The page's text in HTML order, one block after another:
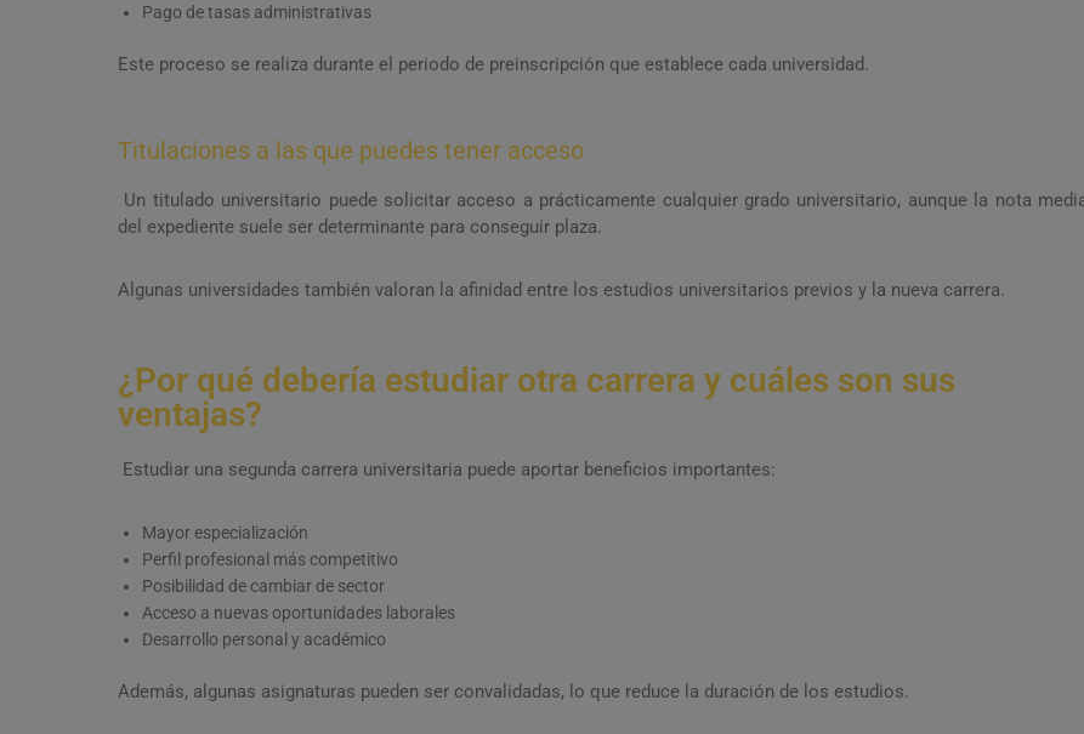
Pago de tasas administrativas
Este proceso se realiza durante el periodo de preinscripción que establece cada universidad.
Titulaciones a las que puedes tener acceso
Un titulado universitario puede solicitar acceso a prácticamente cualquier grado universitario, aunque la nota
del expediente suele ser determinante para conseguir plaza.
Algunas universidades también valoran la afinidad entre los estudios universitarios previos y la nueva carrera.
¿Por qué debería estudiar otra carrera y cuáles son sus
ventajas?
Estudiar una segunda carrera universitaria puede aportar beneficios importantes:
Mayor especialización
Perfil profesional más competitivo
Posibilidad de cambiar de sector
Acceso a nuevas oportunidades laborales
Desarrollo personal y académico
Además, algunas asignaturas pueden ser convalidadas, lo que reduce la duración de los estudios.